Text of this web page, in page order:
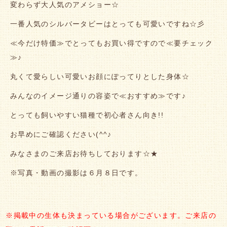
変わらず大人気のアメショー☆
一番人気のシルバータビーはとっても可愛いですね☆彡
≪今だけ特価≫でとってもお買い得ですので≪要チェック
≫♪
丸くて愛らしい可愛いお顔にぽってりとした身体☆
みんなのイメージ通りの容姿で≪おすすめ≫です♪
とっても飼いやすい猫種で初心者さん向き!!
お早めにご確認ください(^^♪
みなさまのご来店お待ちしております☆★
※写真・動画の撮影は６月８日です。
※掲載中の生体も決まっている場合がございます。ご来店の